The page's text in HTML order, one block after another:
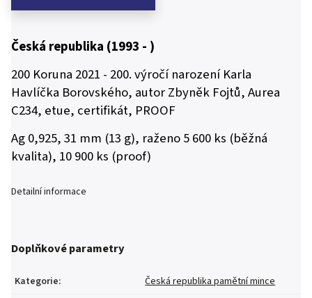
Česká republika (1993 - )
200 Koruna 2021 - 200. výročí narození Karla
Havlíčka Borovského, autor Zbyněk Fojtů, Aurea
C234, etue, certifikát, PROOF
Ag 0,925, 31 mm (13 g), raženo 5 600 ks (běžná
kvalita), 10 900 ks (proof)
Detailní informace
Doplňkové parametry
Kategorie:
Česká republika pamětní mince